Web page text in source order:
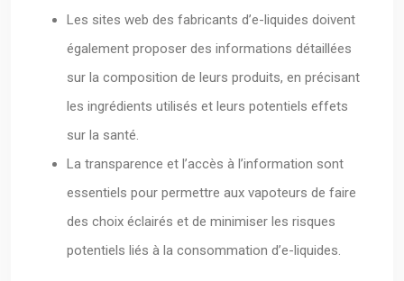
Les sites web des fabricants d’e-liquides doivent
également proposer des informations détaillées
sur la composition de leurs produits, en précisant
les ingrédients utilisés et leurs potentiels effets
sur la santé.
La transparence et l’accès à l’information sont
essentiels pour permettre aux vapoteurs de faire
des choix éclairés et de minimiser les risques
potentiels liés à la consommation d’e-liquides.